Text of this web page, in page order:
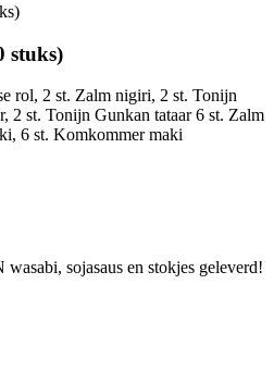
stuks)
rol, 2 st. Zalm nigiri, 2 st. Tonijn
2 st. Tonijn Gunkan tataar 6 st. Zalm
6 st. Komkommer maki
sojasaus en stokjes geleverd!